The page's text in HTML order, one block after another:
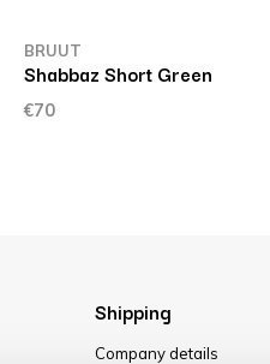
BRUUT
Shabbaz Short Green
€70
Shipping
Company details